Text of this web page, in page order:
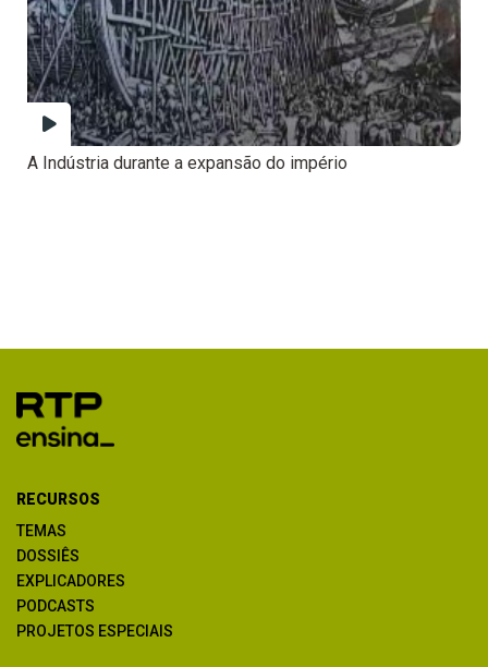
A Indústria durante a expansão do império
RECURSOS
TEMAS
DOSSIÊS
EXPLICADORES
PODCASTS
PROJETOS ESPECIAIS